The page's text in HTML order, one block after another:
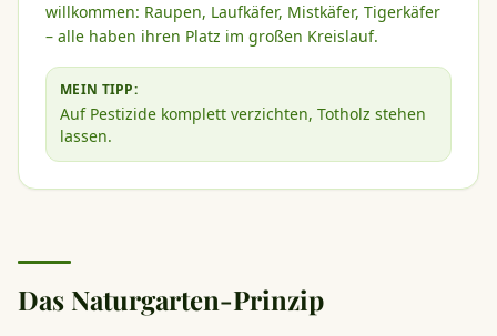
willkommen: Raupen, Laufkäfer, Mistkäfer, Tigerkäfer
– alle haben ihren Platz im großen Kreislauf.
MEIN TIPP:
Auf Pestizide komplett verzichten, Totholz stehen
lassen.
Das Naturgarten-Prinzip